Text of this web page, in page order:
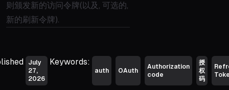
则颁发新的访问令牌(以及, 可选的,
新的刷新令牌).
July
27,
2026
Keywords:
auth OAuth
Authorization
code
授
权
码